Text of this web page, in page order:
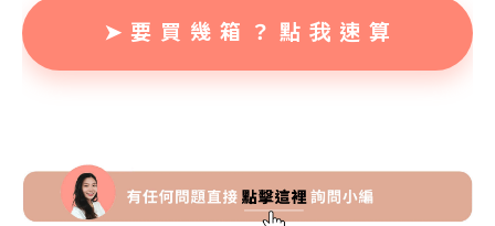
➤ 要 買 幾 箱 ？ 點 我 速 算